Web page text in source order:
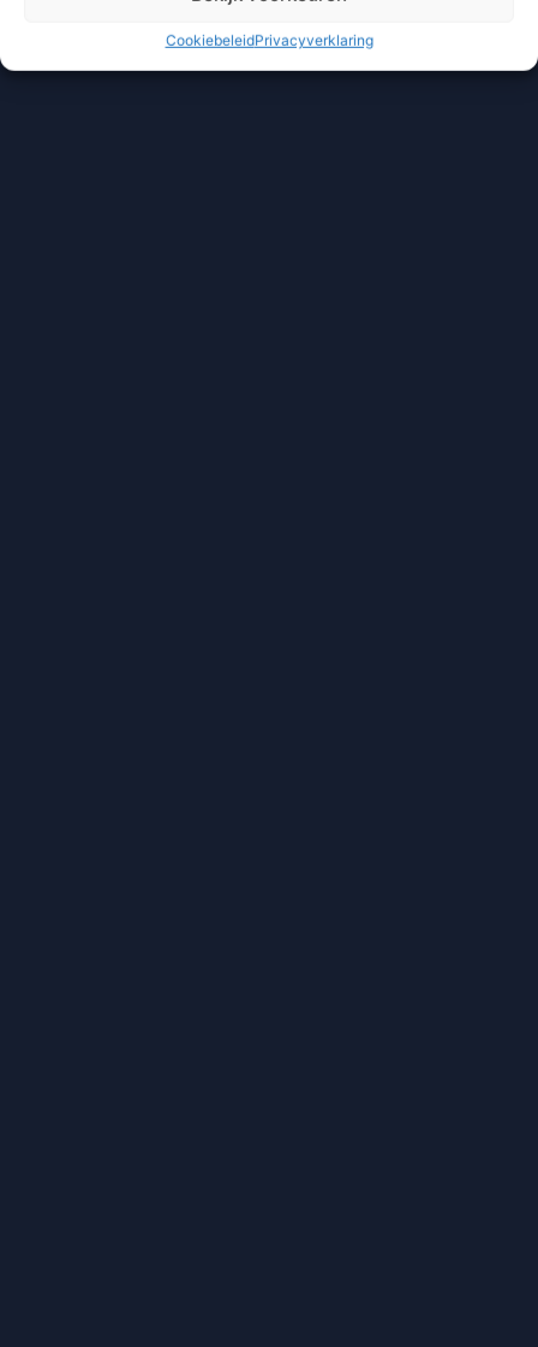
CookiebeleidPrivacyverklaring